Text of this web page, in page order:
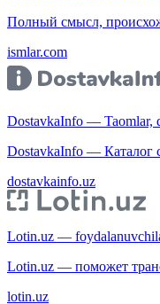
Полный смысл,
ismlar.com
DostavkaInfo — Taomlar,
DostavkaInfo — Каталог
dostavkainfo.uz
Lotin.uz —
Lotin.uz — поможет
lotin.uz